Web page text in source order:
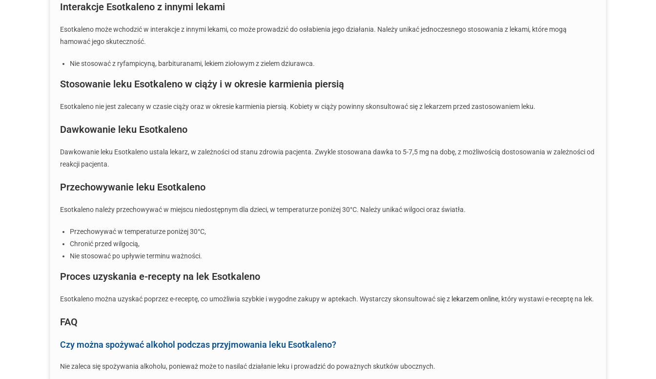
Interakcje Esotkaleno z innymi lekami
Esotkaleno może wchodzić w interakcje z innymi lekami, co może prowadzić do osłabienia jego działania. Należy unikać jednoczesnego stosowania z lekami, które mogą
hamować jego skuteczność.
Nie stosować z ryfampicyną, barbituranami, lekiem ziołowym z zielem dziurawca.
Stosowanie leku Esotkaleno w ciąży i w okresie karmienia piersią
Esotkaleno nie jest zalecany w czasie ciąży oraz w okresie karmienia piersią. Kobiety w ciąży powinny skonsultować się z lekarzem przed zastosowaniem leku.
Dawkowanie leku Esotkaleno
Dawkowanie leku Esotkaleno ustala lekarz, w zależności od stanu zdrowia pacjenta. Zwykle stosowana dawka to 5-7,5 mg na dobę, z możliwością dostosowania w zależności od
reakcji pacjenta.
Przechowywanie leku Esotkaleno
Esotkaleno należy przechowywać w miejscu niedostępnym dla dzieci, w temperaturze poniżej 30°C. Należy unikać wilgoci oraz światła.
Przechowywać w temperaturze poniżej 30°C,
Chronić przed wilgocią,
Nie stosować po upływie terminu ważności.
Proces uzyskania e-recepty na lek Esotkaleno
Esotkaleno można uzyskać poprzez e-receptę, co umożliwia szybkie i wygodne zakupy w aptekach. Wystarczy skonsultować się z lekarzem online, który wystawi e-receptę na lek.
FAQ
Czy można spożywać alkohol podczas przyjmowania leku Esotkaleno?
Nie zaleca się spożywania alkoholu, ponieważ może to nasilać działanie leku i prowadzić do poważnych skutków ubocznych.